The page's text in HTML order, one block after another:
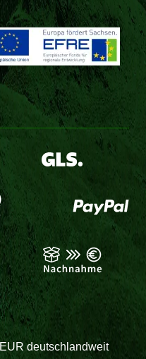
deutschlandweit